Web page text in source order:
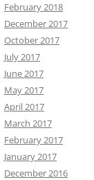
February 2018
December 2017
October 2017
July 2017
June 2017
May 2017
April 2017
March 2017
February 2017
January 2017
December 2016